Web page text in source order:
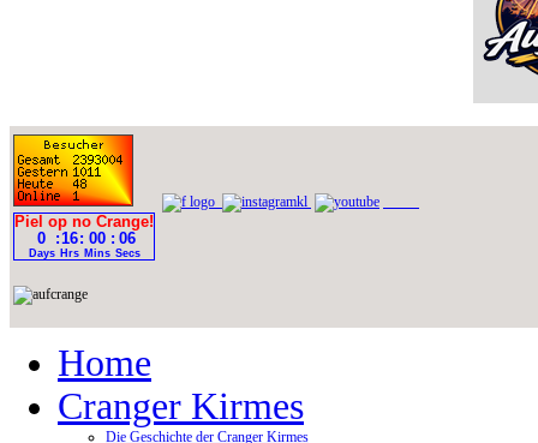
Home
Cranger Kirmes
Die Geschichte der Cranger Kirmes